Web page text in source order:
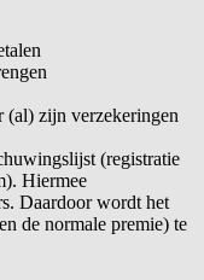
(al) zijn verzekeringen
(registratie
Hiermee
Daardoor wordt het
de normale premie) te